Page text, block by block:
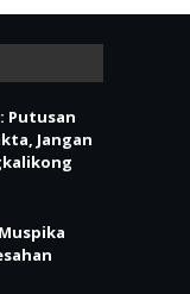
Putusan
Jangan